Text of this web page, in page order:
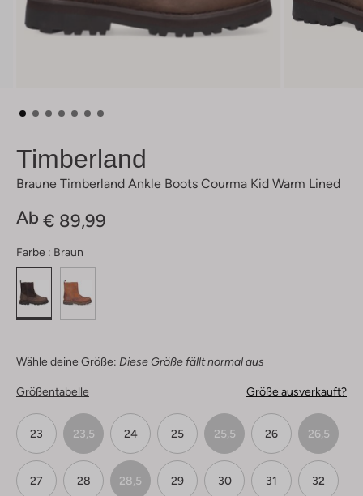
Timberland
Braune Timberland Ankle Boots Courma Kid Warm Lined
Ab € 89,99
Farbe : Braun
Wähle deine Größe: Diese Größe fällt normal aus
Größentabelle Größe ausverkauft?
23 23,5 24 25 25,5 26 26,5
27 28 28,5 29 30 31 32